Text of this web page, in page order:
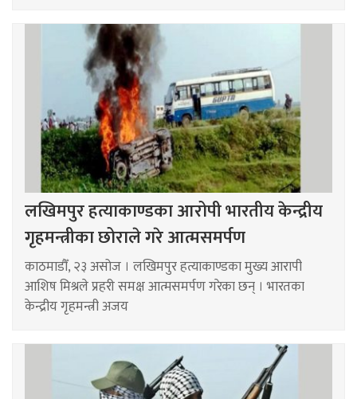
लखिमपुर हत्याकाण्डका आरोपी भारतीय केन्द्रीय
गृहमन्त्रीका छोराले गरे आत्मसमर्पण
काठमाडौँ, २३ असोज । लखिमपुर हत्याकाण्डका मुख्य आरापी
आशिष मिश्रले प्रहरी समक्ष आत्मसमर्पण गरेका छन् । भारतका
केन्द्रीय गृहमन्त्री अजय